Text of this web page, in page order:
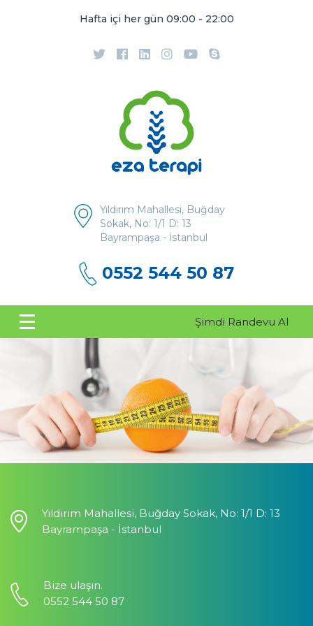
Hafta içi her gün 09:00 - 22:00
Yıldırım Mahallesi, Buğday
Sokak, No: 1/1 D: 13
Bayrampaşa - İstanbul
0552 544 50 87
Şimdi Randevu Al
Yıldırım Mahallesi, Buğday Sokak, No: 1/1 D: 13
Bayrampaşa - İstanbul
Bize ulaşın.
0552 544 50 87